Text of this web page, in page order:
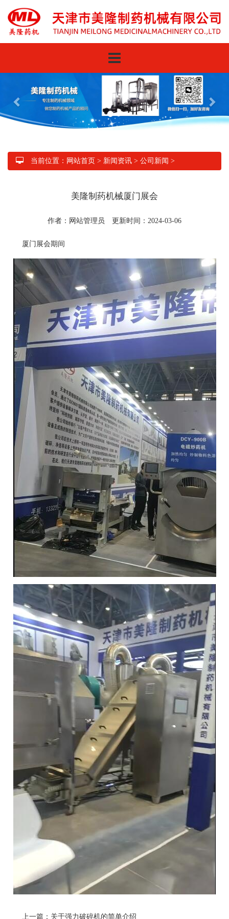
navigation
当前位置： 网站首页 > 新闻资讯 >公司新闻 >
美隆制药机械厦门展会
作者：网站管理员 更新时间：2024-03-06
厦门展会期间
上一篇： 关于强力破碎机的简单介绍